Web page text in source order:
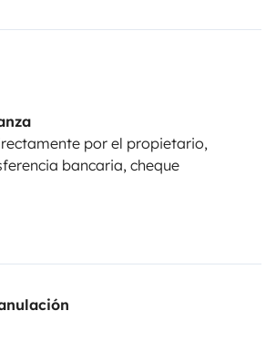
por el propietario,
bancaria, cheque